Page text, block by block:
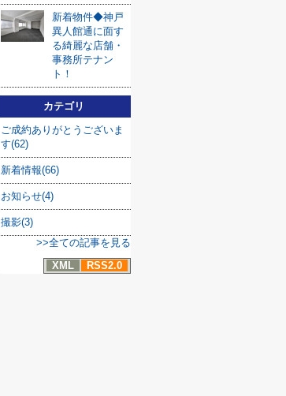
新着物件◆神戸
異人館通に面す
る綺麗な店舗・
事務所テナン
ト！
カテゴリ
ご成約ありがとうございま
す(62)
新着情報(66)
お知らせ(4)
撮影(3)
>>全ての記事を見る
XML
RSS2.0